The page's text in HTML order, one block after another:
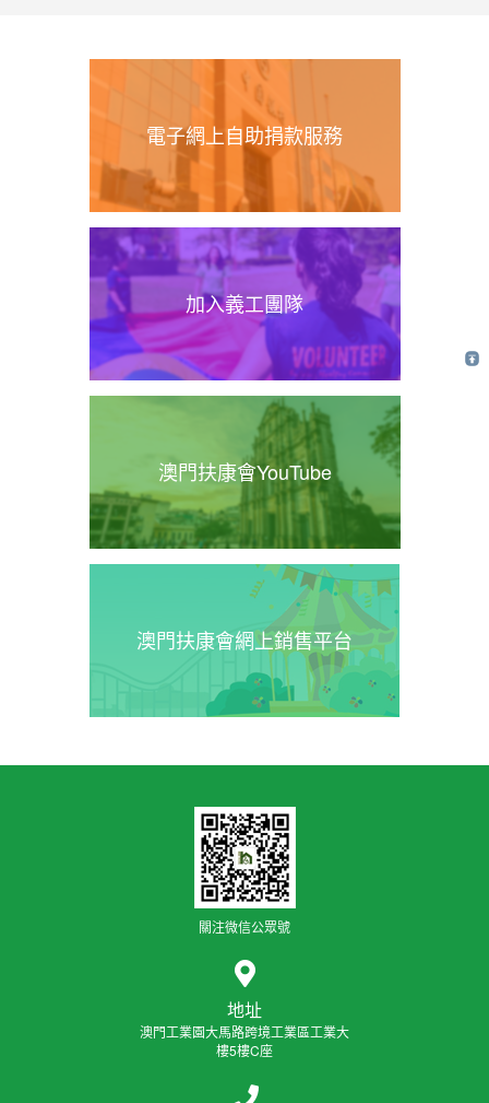
電子網上自助捐款服務
加入義工團隊
澳門扶康會YouTube
澳門扶康會網上銷售平台
關注微信公眾號
地址
澳門工業園大馬路跨境工業區工業大
樓5樓C座